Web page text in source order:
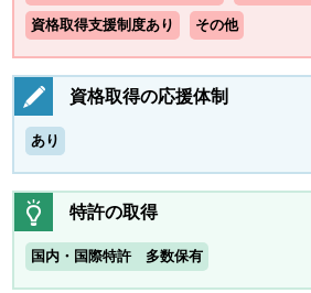
資格取得支援制度あり その他
資格取得の応援体制
あり
特許の取得
国内・国際特許 多数保有